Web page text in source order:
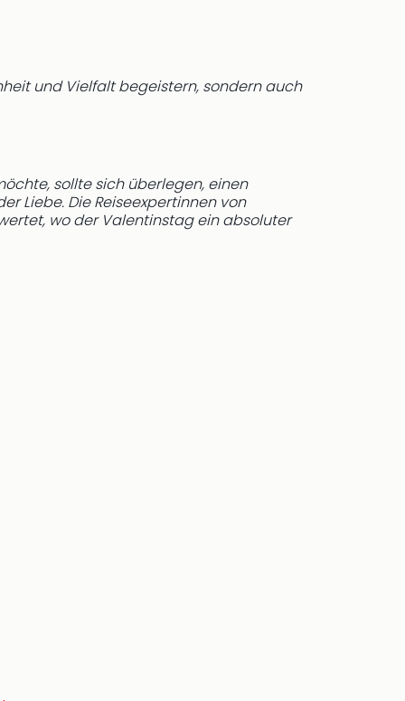
und Vielfalt begeistern, sondern auch
sollte sich überlegen, einen
Liebe. Die Reiseexpertinnen von
wo der Valentinstag ein absoluter